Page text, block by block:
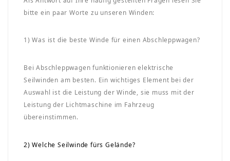
bitte ein paar Worte zu unseren Winden:
1) Was ist die beste Winde für einen Abschleppwagen?
Bei Abschleppwagen funktionieren elektrische
Seilwinden am besten. Ein wichtiges Element bei der
Auswahl ist die Leistung der Winde, sie muss mit der
Leistung der Lichtmaschine im Fahrzeug
übereinstimmen.
2) Welche Seilwinde fürs Gelände?